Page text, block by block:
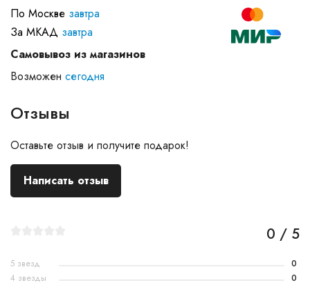
По Москве завтра
За МКАД завтра
Самовывоз из магазинов
Возможен сегодня
Отзывы
Оставьте отзыв и получите подарок!
Написать отзыв
0 / 5
5 звезд
0
4 звезды
0